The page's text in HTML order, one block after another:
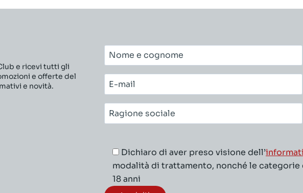
e ricevi tutti gli
e offerte del
e novità.
Nome
e
cognome*
E-
mail*
Ragione
sociale*
Dichiaro di aver preso visione dell’
modalità di trattamento, nonché le
18 anni